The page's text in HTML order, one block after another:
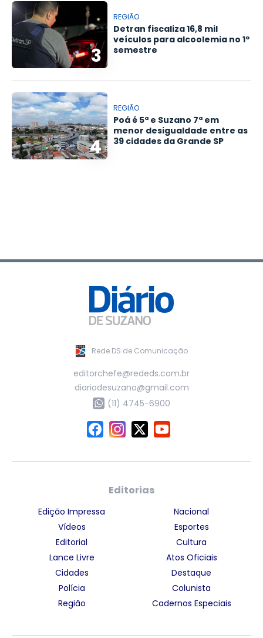
3
REGIÃO
Detran fiscaliza 16,8 mil
veículos para alcoolemia no 1º
semestre
4
REGIÃO
Poá é 5ª e Suzano 7ª em
menor desigualdade entre as
39 cidades da Grande SP
Rede DS de Comunicação
editorchefe@rededs.com.br
diariodesuzano@gmail.com
(11) 4745-6900
Editorias
Edição Impressa
Vídeos
Editorial
Lance Livre
Cidades
Polícia
Região
Nacional
Esportes
Cultura
Atos Oficiais
Destaque
Colunista
Cadernos Especiais